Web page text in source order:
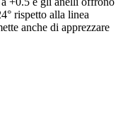
rispetto alla linea
anche di apprezzare